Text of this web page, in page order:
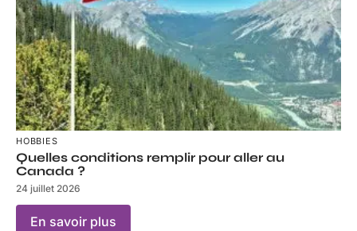
HOBBIES
Quelles conditions remplir pour aller au
Canada ?
24 juillet 2026
En savoir plus